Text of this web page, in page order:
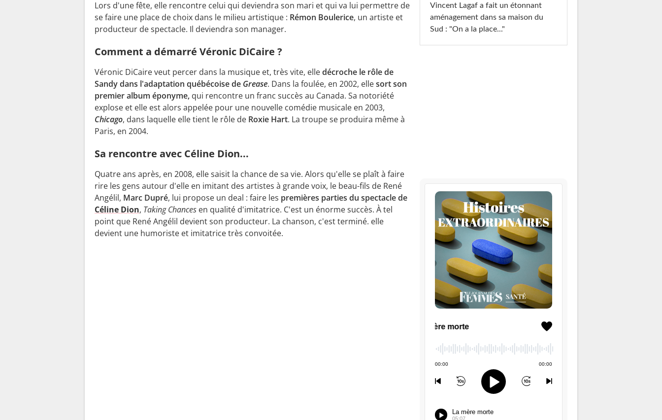
Lors d'une fête, elle rencontre celui qui deviendra son mari et qui va lui permettre de
se faire une place de choix dans le milieu artistique : Rémon Boulerice, un artiste et
producteur de spectacle. Il deviendra son manager.
Comment a démarré Véronic DiCaire ?
Véronic DiCaire veut percer dans la musique et, très vite, elledécroche le rôle de
Sandydans l'adaptation québécoise de Grease. Dans la foulée, en 2002, ellesort son
premier album éponyme, qui rencontre un franc succès au Canada. Sa notoriété
explose et elle est alors appelée pour une nouvelle comédie musicale en 2003,
Chicago, dans laquelle elle tient le rôle de Roxie Hart. La troupe se produira même à
Paris, en 2004.
Sa rencontre avec Céline Dion...
Quatre ans après, en 2008, elle saisit la chance de sa vie. Alors qu'elle se plaît à faire
rire les gens autour d'elle en imitant des artistes à grande voix, le beau-fils de René
Angélil, Marc Dupré, lui propose un deal : faire les premières parties du spectacle de
Céline Dion, Taking Chances en qualité d'imitatrice. C'est un énorme succès. À tel
point que René Angélil devient son producteur. La chanson, c'est terminé. elle
devient une humoriste et imitatrice très convoitée.
Vincent Lagaf a fait un étonnant
aménagement dans sa maison du
Sud : "On a la place..."